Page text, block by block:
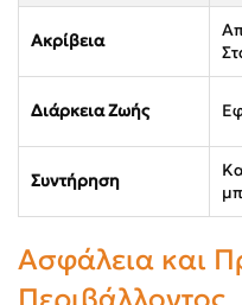
Ακρίβεια
Διάρκεια Ζωής
Συντήρηση
Ασφάλεια και